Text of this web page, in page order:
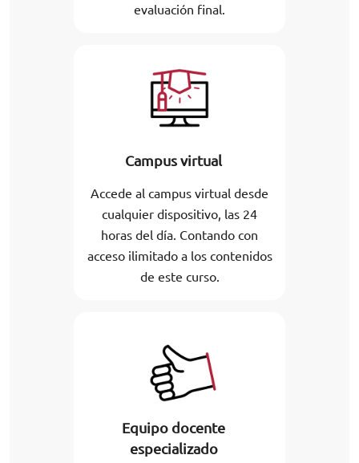
evaluación final.
Campus virtual
Accede al campus virtual desde
cualquier dispositivo, las 24
horas del día. Contando con
acceso ilimitado a los contenidos
de este curso.
Equipo docente
especializado